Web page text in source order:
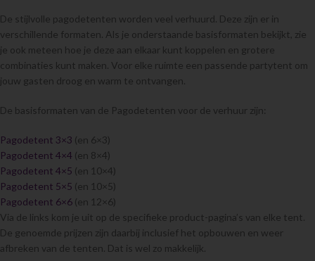
De stijlvolle pagodetenten worden veel verhuurd. Deze zijn er in
verschillende formaten. Als je onderstaande basisformaten bekijkt, zie
je ook meteen hoe je deze aan elkaar kunt koppelen en grotere
combinaties kunt maken. Voor elke ruimte een passende partytent om
jouw gasten droog en warm te ontvangen.
De basisformaten van de Pagodetenten voor de verhuur zijn:
Pagodetent 3×3 (en 6×3)
Pagodetent 4×4 (en 8×4)
Pagodetent 4×5 (en 10×4)
Pagodetent 5×5 (en 10×5)
Pagodetent 6×6 (en 12×6)
Via de links kom je uit op de specifieke product-pagina’s van elke tent.
De genoemde prijzen zijn daarbij inclusief het opbouwen en weer
afbreken van de tenten. Dat is wel zo makkelijk.